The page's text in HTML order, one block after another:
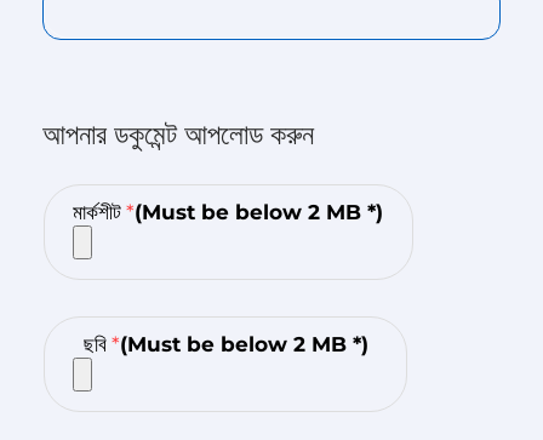
আপনার ডকুমেন্ট আপলোড করুন
মার্কশীট *(Must be below 2 MB *)
ছবি *(Must be below 2 MB *)